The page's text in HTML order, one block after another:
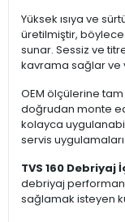
Yüksek ısıya ve
üretilmiştir,
sunar. Sessiz ve
kavrama sağlar ve
OEM ölçülerine
doğrudan monte
kolayca
servis
TVS 160 Debriyaj
debriyaj
sağlamak isteyen